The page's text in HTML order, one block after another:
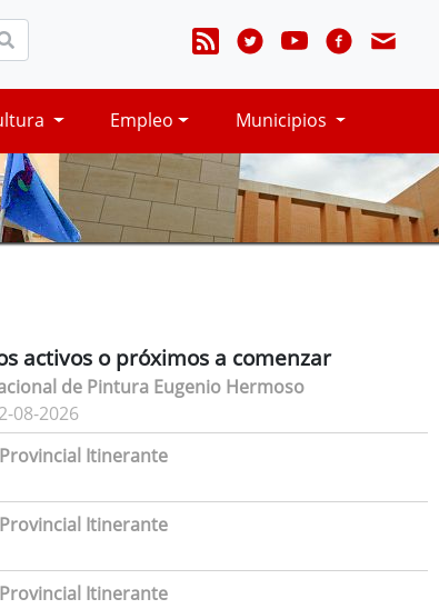
Empleo Municipios
activos o próximos a comenzar
de Pintura Eugenio Hermoso
08-2026
Itinerante
Itinerante
Itinerante